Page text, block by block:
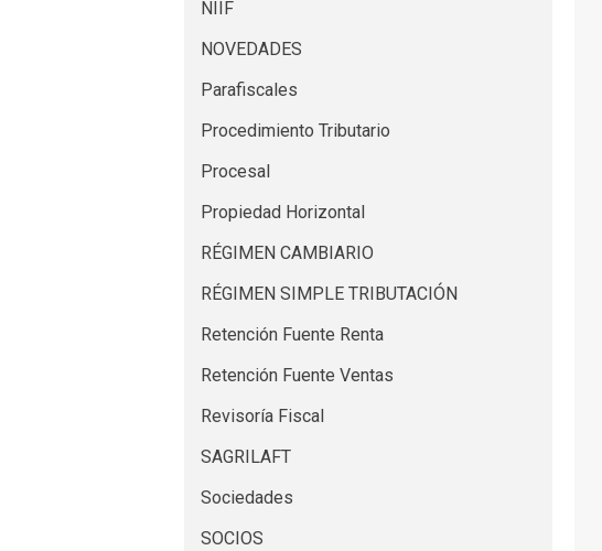
NIIF
NOVEDADES
Parafiscales
Procedimiento Tributario
Procesal
Propiedad Horizontal
RÉGIMEN CAMBIARIO
RÉGIMEN SIMPLE TRIBUTACIÓN
Retención Fuente Renta
Retención Fuente Ventas
Revisoría Fiscal
SAGRILAFT
Sociedades
SOCIOS